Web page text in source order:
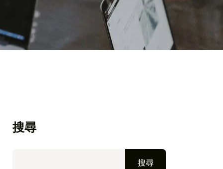
搜尋
搜尋